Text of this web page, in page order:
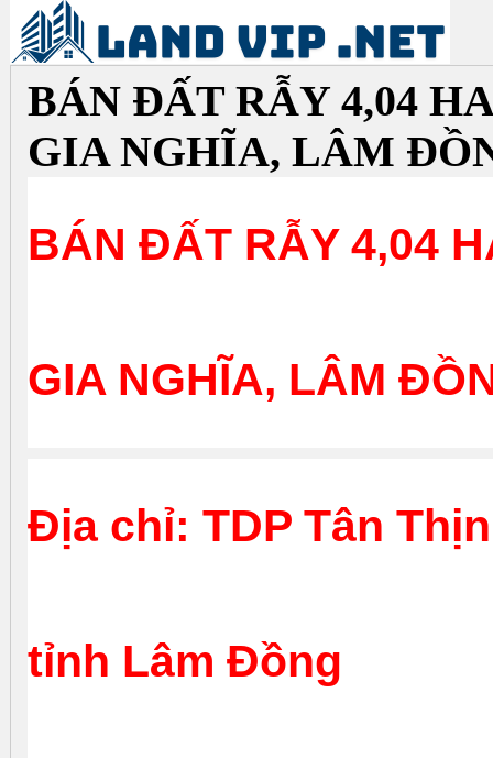
BÁN ĐẤT RẪY 4,04
GIA NGHĨA, LÂM
BÁN ĐẤT RẪY 4,04
GIA NGHĨA, LÂM
Địa chỉ: TDP Tân
tỉnh Lâm Đồng